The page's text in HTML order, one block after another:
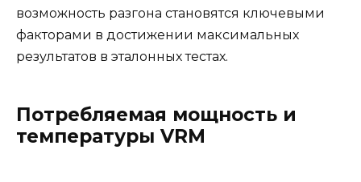
возможность разгона становятся ключевыми
факторами в достижении максимальных
результатов в эталонных тестах.
Потребляемая мощность и
температуры VRM